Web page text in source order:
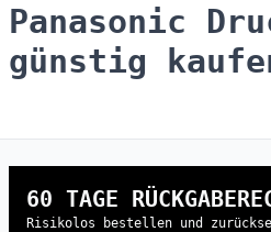
Panasonic
günstig
60 TAGE
Risikolos bestellen und